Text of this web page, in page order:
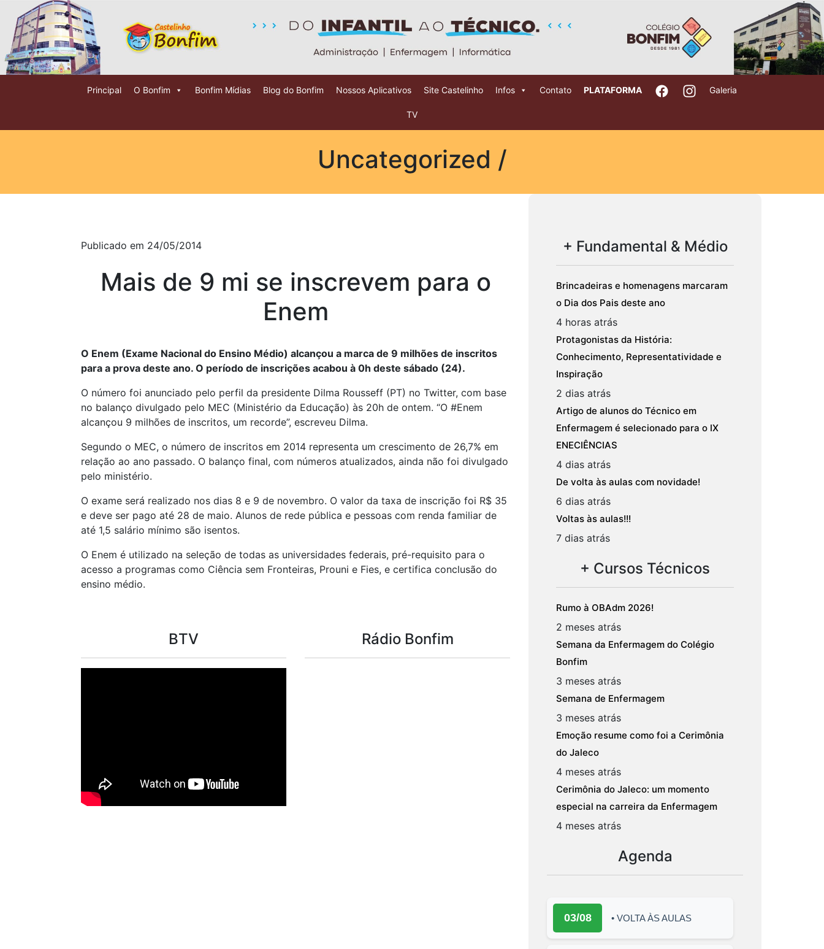
Principal O Bonfim Bonfim Mídias Blog do Bonfim Nossos Aplicativos Site Castelinho Infos Contato PLATAFORMA Galeria
TV
Uncategorized /
Publicado em 24/05/2014
Mais de 9 mi se inscrevem para o
Enem
O Enem (Exame Nacional do Ensino Médio) alcançou a marca de 9 milhões de inscritos
para a prova deste ano. O período de inscrições acabou à 0h deste sábado (24).
O número foi anunciado pelo perfil da presidente Dilma Rousseff (PT) no Twitter, com base
no balanço divulgado pelo MEC (Ministério da Educação) às 20h de ontem. “O #Enem
alcançou 9 milhões de inscritos, um recorde”, escreveu Dilma.
Segundo o MEC, o número de inscritos em 2014 representa um crescimento de 26,7% em
relação ao ano passado. O balanço final, com números atualizados, ainda não foi divulgado
pelo ministério.
O exame será realizado nos dias 8 e 9 de novembro. O valor da taxa de inscrição foi R$ 35
e deve ser pago até 28 de maio. Alunos de rede pública e pessoas com renda familiar de
até 1,5 salário mínimo são isentos.
O Enem é utilizado na seleção de todas as universidades federais, pré-requisito para o
acesso a programas como Ciência sem Fronteiras, Prouni e Fies, e certifica conclusão do
ensino médio.
BTV Rádio Bonfim
+ Fundamental & Médio
Brincadeiras e homenagens marcaram
o Dia dos Pais deste ano
4 horas atrás
Protagonistas da História:
Conhecimento, Representatividade e
Inspiração
2 dias atrás
Artigo de alunos do Técnico em
Enfermagem é selecionado para o IX
ENECIÊNCIAS
4 dias atrás
De volta às aulas com novidade!
6 dias atrás
Voltas às aulas!!!
7 dias atrás
+ Cursos Técnicos
Rumo à OBAdm 2026!
2 meses atrás
Semana da Enfermagem do Colégio
Bonfim
3 meses atrás
Semana de Enfermagem
3 meses atrás
Emoção resume como foi a Cerimônia
do Jaleco
4 meses atrás
Cerimônia do Jaleco: um momento
especial na carreira da Enfermagem
4 meses atrás
Agenda
03/08 • VOLTA ÀS AULAS